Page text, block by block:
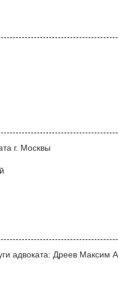
г. Москвы
адвоката: Дреев Максим